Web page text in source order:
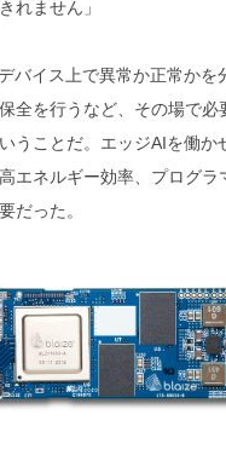
れません」
イス上で異常か正常かを
全を行うなど、その場で必
うことだ。エッジAIを働か
エネルギー効率、プログラ
だった。